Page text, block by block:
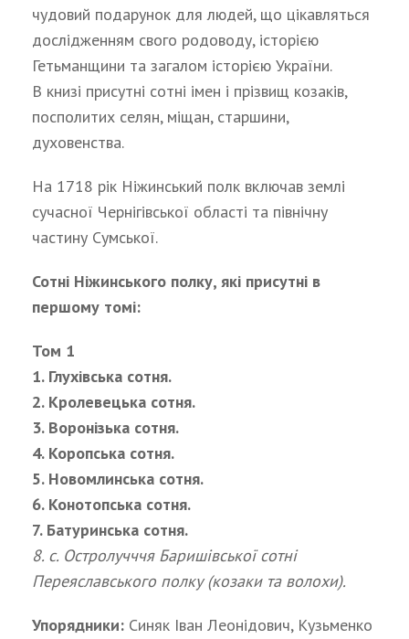
чудовий подарунок для людей, що цікавляться
дослідженням свого родоводу, історією
Гетьманщини та загалом історією України.
В книзі присутні сотні імен і прізвищ козаків,
посполитих селян, міщан, старшини,
духовенства.
На 1718 рік Ніжинський полк включав землі
сучасної Чернігівської області та північну
частину Сумської.
Сотні Ніжинського полку, які присутні в
першому томі:
Том 1
1. Глухівська сотня.
2. Кролевецька сотня.
3. Воронізька сотня.
4. Коропська сотня.
5. Новомлинська сотня.
6. Конотопська сотня.
7. Батуринська сотня.
8. с. Остролучччя Баришівської сотні
Переяславського полку (козаки та волохи).
Упорядники: Синяк Іван Леонідович, Кузьменко